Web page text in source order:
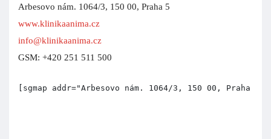
Arbesovo nám. 1064/3, 150 00, Praha 5
www.klinikaanima.cz
info@klinikaanima.cz
GSM: +420 251 511 500
[sgmap addr="Arbesovo nám. 1064/3, 150 00, Praha